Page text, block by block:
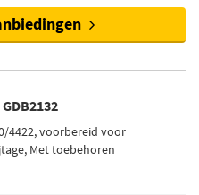
4422, voorbereid voor
Met toebehoren